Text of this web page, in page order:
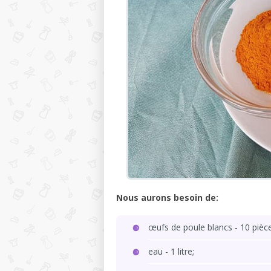
Nous aurons besoin de:
œufs de poule blancs - 10
eau - 1 litre;